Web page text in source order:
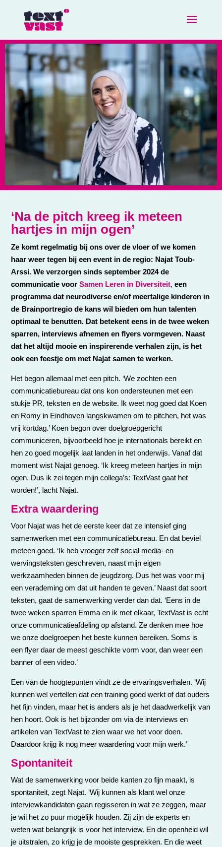
‘Na de pitch kreeg ik meteen
hartjes in mijn ogen’
Ze komt regelmatig bij ons over de vloer of we komen
haar weer tegen bij een event in de regio: Najat Toub-
Arssi. We verzorgen sinds september 2024 de
communicatie voorSamen Leren in Diversiteit,een
programma dat neurodiverse en/of meertalige kinderen in
de Brainportregio de kans wil bieden om hun talenten
optimaal te benutten. Dat betekent eens in de twee weken
sparren, interviews afnemen en flyers vormgeven. Naast
dat het altijd mooie en inspirerende verhalen zijn, is het
ook een feestje om met Najat samen te werken.
Het begon allemaal met een pitch. ‘We zochten een
communicatiebureau dat ons kon ondersteunen met een
stukje PR, teksten en de website. Ik weet nog goed dat Koen
en Romy in Eindhoven langskwamen om te pitchen, het was
vrij kortdag.’ Koen begon over doelgroepgericht
communiceren, bijvoorbeeld hoe je internationals bereikt en
hen zo goed mogelijk laat landen in het onderwijs. Vanaf dat
moment wist Najat genoeg. ‘Ik kreeg meteen hartjes in mijn
ogen. Dus ik zei tegen mijn collega’s: TextVast gaat het
worden!’, lacht Najat.
Extra waardering
Voor Najat was het de eerste keer dat ze intensief ging
samenwerken met een communicatiebureau. En dat beviel
meteen goed. ‘Ik heb vroeger zelf social media- en
wervingsteksten geschreven, naast mijn eigen
werkzaamheden binnen de jeugdzorg. Dus het was voor mij
een verademing om dat uit handen te geven.’ Naast dat soort
teksten, gaat de samenwerking verder dan dat. ‘Eens in de
twee weken sparren Emma en ik met elkaar, TextVast is echt
onze communicatieafdeling op afstand. Ze denken mee hoe
we onze doelgroepen het beste kunnen bereiken. Soms is
een flyer daar de meest geschikte vorm voor, dan weer een
banner of een video.’
Een van de hoogtepunten vindt ze de ervaringsverhalen. ‘Wij
kunnen wel vertellen dat een training goed werkt of dat ouders
het fijn vinden, maar het is anders als je het daadwerkelijk van
hen hoort. Ook is het bijzonder om via de interviews en
artikelen van TextVast te zien waar we het voor doen.
Daardoor krijg ik nog meer waardering voor mijn werk.’
Spontaniteit
Wat de samenwerking voor beide kanten zo fijn maakt, is
spontaniteit, zegt Najat. ‘Wij kunnen als klant wel onze
interviewkandidaten gaan regisseren in wat ze zeggen, maar
je wil het zo puur mogelijk houden. Zij zijn de experts en
weten wat belangrijk is voor het interview. En die openheid wil
je uitstralen, zo krijg je de mooiste gesprekken. En die weet